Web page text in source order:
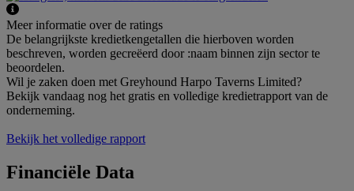
Meer informatie over de ratings
De belangrijkste kredietkengetallen die hierboven worden
beschreven, worden gecreëerd door :naam binnen zijn sector te
beoordelen.
Wil je zaken doen met Greyhound Harpo Taverns Limited?
Bekijk vandaag nog het gratis en volledige kredietrapport van de
onderneming.
Bekijk het volledige rapport
Financiële Data